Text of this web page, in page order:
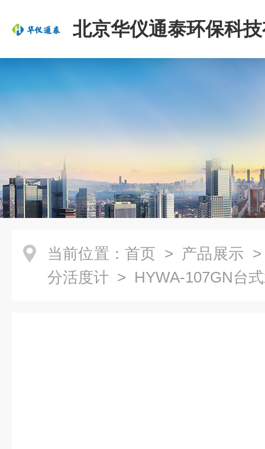
北京华仪通泰环保科
司
当前位置： 首页 > 产品展示
分活度计 > HYWA-107GN台